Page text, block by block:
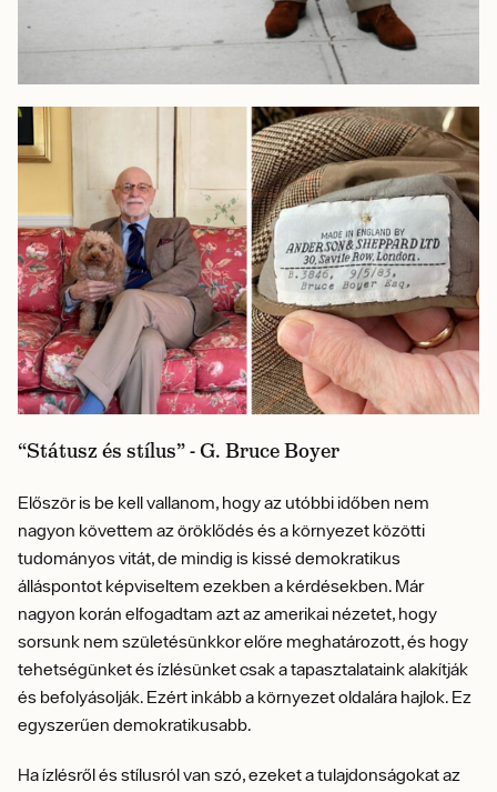
“Státusz és stílus” - G. Bruce Boyer
Először is be kell vallanom, hogy az utóbbi időben nem
nagyon követtem az öröklődés és a környezet közötti
tudományos vitát, de mindig is kissé demokratikus
álláspontot képviseltem ezekben a kérdésekben. Már
nagyon korán elfogadtam azt az amerikai nézetet, hogy
sorsunk nem születésünkkor előre meghatározott, és hogy
tehetségünket és ízlésünket csak a tapasztalataink alakítják
és befolyásolják. Ezért inkább a környezet oldalára hajlok. Ez
egyszerűen demokratikusabb.
Ha ízlésről és stílusról van szó, ezeket a tulajdonságokat az